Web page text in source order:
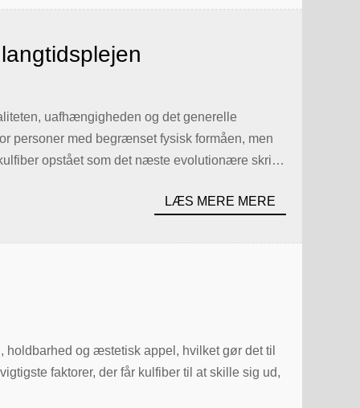
uafhængigheden og det generelle
personer med begrænset fysisk formåen, men
opstået som det næste evolutionære skridt.
LÆS MERE MERE
og æstetisk appel, hvilket gør det til
faktorer, der får kulfiber til at skille sig ud,